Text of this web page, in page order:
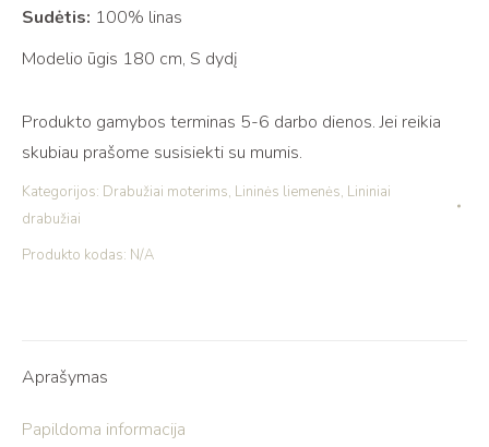
natural
linen
Sudėtis: 100% linas
Modelio ūgis 180 cm, S dydį
Produkto gamybos terminas 5-6 darbo dienos. Jei reikia
skubiau prašome susisiekti su mumis.
Kategorijos: Drabužiai moterims, Lininės liemenės, Lininiai
drabužiai
Produkto kodas: N/A
Aprašymas
Papildoma informacija